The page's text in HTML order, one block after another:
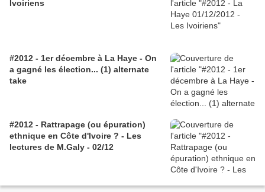
Ivoiriens
#2012 - 1er décembre à La Haye - On
a gagné les élection... (1) alternate
take
#2012 - Rattrapage (ou épuration)
ethnique en Côte d'Ivoire ? - Les
lectures de M.Galy - 02/12